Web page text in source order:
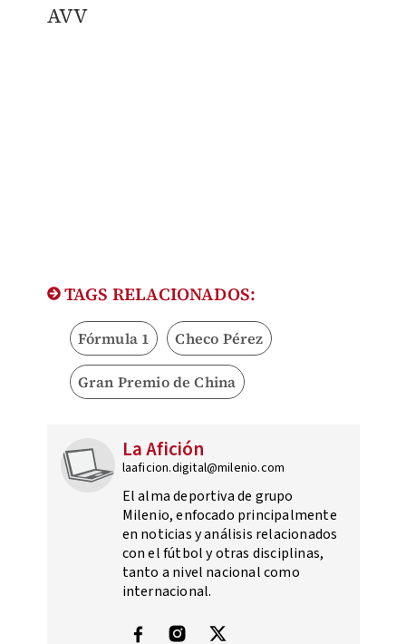
AVV
TAGS RELACIONADOS:
Fórmula 1 Checo Pérez
Gran Premio de China
La Afición
laaficion.digital@milenio.com
El alma deportiva de grupo
Milenio, enfocado principalmente
en noticias y análisis relacionados
con el fútbol y otras disciplinas,
tanto a nivel nacional como
internacional.